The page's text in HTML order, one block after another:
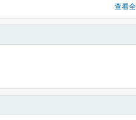
查看